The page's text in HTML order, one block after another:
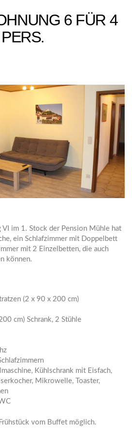
6 FÜR 4
PERS.
VI im 1. Stock der Pension Mühle hat
ein Schlafzimmer mit Doppelbett
mit 2 Einzelbetten, die auch
können.
(2 x 90 x 200 cm)
cm) Schrank, 2 Stühle
Kühlschrank mit Eisfach,
Mikrowelle, Toaster,
vom Buffet möglich.